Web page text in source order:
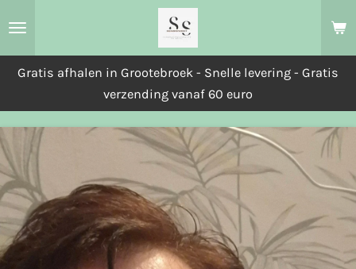
naar
de
Gratis afhalen in Grootebroek - Snelle levering - Gratis
verzending vanaf 60 euro